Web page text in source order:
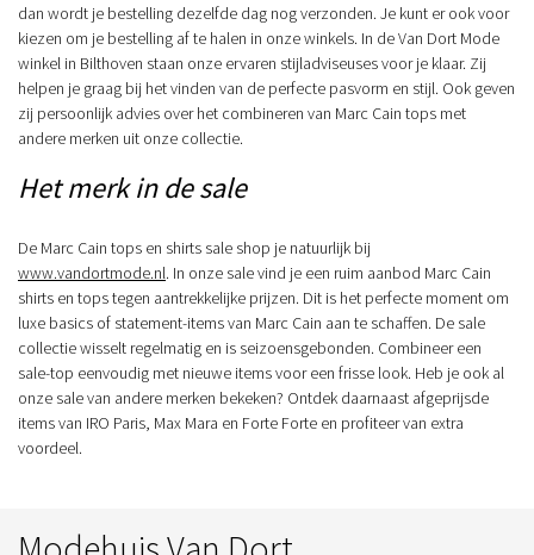
dan wordt je bestelling dezelfde dag nog verzonden. Je kunt er ook voor
kiezen om je bestelling af te halen in onze winkels. In de Van Dort Mode
winkel in Bilthoven staan onze ervaren stijladviseuses voor je klaar. Zij
helpen je graag bij het vinden van de perfecte pasvorm en stijl. Ook geven
zij persoonlijk advies over het combineren van Marc Cain tops met
andere merken uit onze collectie.
Het merk in de sale
De Marc Cain tops en shirts sale shop je natuurlijk bij
www.vandortmode.nl. In onze sale vind je een ruim aanbod Marc Cain
shirts en tops tegen aantrekkelijke prijzen. Dit is het perfecte moment om
luxe basics of statement-items van Marc Cain aan te schaffen. De sale
collectie wisselt regelmatig en is seizoensgebonden. Combineer een
sale-top eenvoudig met nieuwe items voor een frisse look. Heb je ook al
onze sale van andere merken bekeken? Ontdek daarnaast afgeprijsde
items van IRO Paris, Max Mara en Forte Forte en profiteer van extra
voordeel.